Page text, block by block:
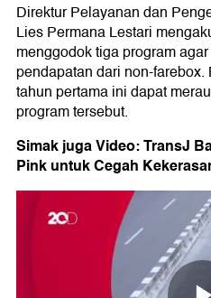
Direktur Pelayanan dan
Lies Permana Lestari
menggodok tiga program
pendapatan dari non-
tahun pertama ini dapat
program tersebut.
Simak juga Video: TransJ
Pink untuk Cegah